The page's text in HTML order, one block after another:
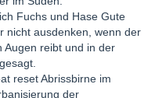
Fuchs und Hase Gute
nicht ausdenken, wenn der
Augen reibt und in der
reset Abrissbirne im
der